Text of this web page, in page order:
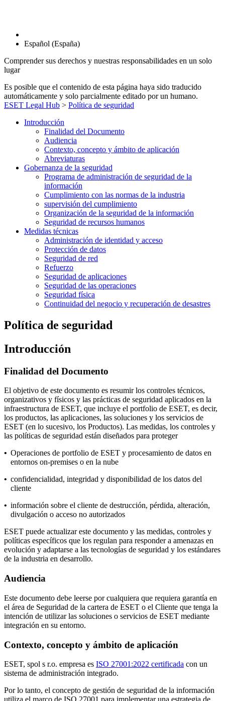
Español (España)
Comprender sus derechos y nuestras responsabilidades en un solo
lugar
Es posible que el contenido de esta página haya sido traducido
automáticamente y solo parcialmente editado por un humano.
ESET Legal Hub > Política de seguridad
Introducción
Finalidad del Documento
Audiencia
Contexto, concepto y ámbito de aplicación
Abreviaturas
Gobernanza de la seguridad
Programa de administración de seguridad de la
información
Cumplimiento con las normas de la industria
supervisión del cumplimiento
Organización de la seguridad de la información
Seguridad de recursos humanos
Medidas técnicas
Administración de identidad y acceso
Protección de datos
Seguridad de red
Refuerzo
Seguridad de aplicaciones
Seguridad de las operaciones
Seguridad física
Continuidad del negocio y recuperación de desastres
Política de seguridad
Introducción
Finalidad del Documento
El objetivo de este documento es resumir los controles técnicos,
organizativos y físicos y las prácticas de seguridad aplicados en la
infraestructura de ESET, que incluye el portfolio de ESET, es decir,
los productos, las aplicaciones, las soluciones y los servicios de
ESET (en lo sucesivo, los Productos). Las medidas, los controles y
las políticas de seguridad están diseñados para proteger
• Operaciones de portfolio de ESET y procesamiento de datos en
entornos on-premises o en la nube
• confidencialidad, integridad y disponibilidad de los datos del
cliente
• información sobre el cliente de destrucción, pérdida, alteración,
divulgación o acceso no autorizados
ESET puede actualizar este documento y las medidas, controles y
políticas específicos que los regulan para responder a amenazas en
evolución y adaptarse a las tecnologías de seguridad y los estándares
de la industria en desarrollo.
Audiencia
Este documento debe leerse por cualquiera que requiera garantía en
el área de Seguridad de la cartera de ESET o el Cliente que tenga la
intención de utilizar las soluciones o servicios de ESET mediante
integración en su entorno.
Contexto, concepto y ámbito de aplicación
ESET, spol s r.o. empresa es ISO 27001:2022 certificada con un
sistema de administración integrado.
Por lo tanto, el concepto de gestión de seguridad de la información